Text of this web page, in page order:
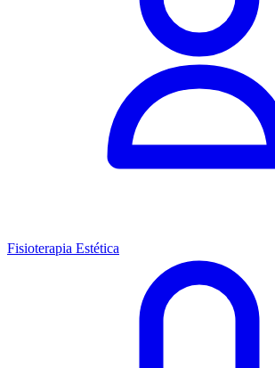
Fisioterapia Estética